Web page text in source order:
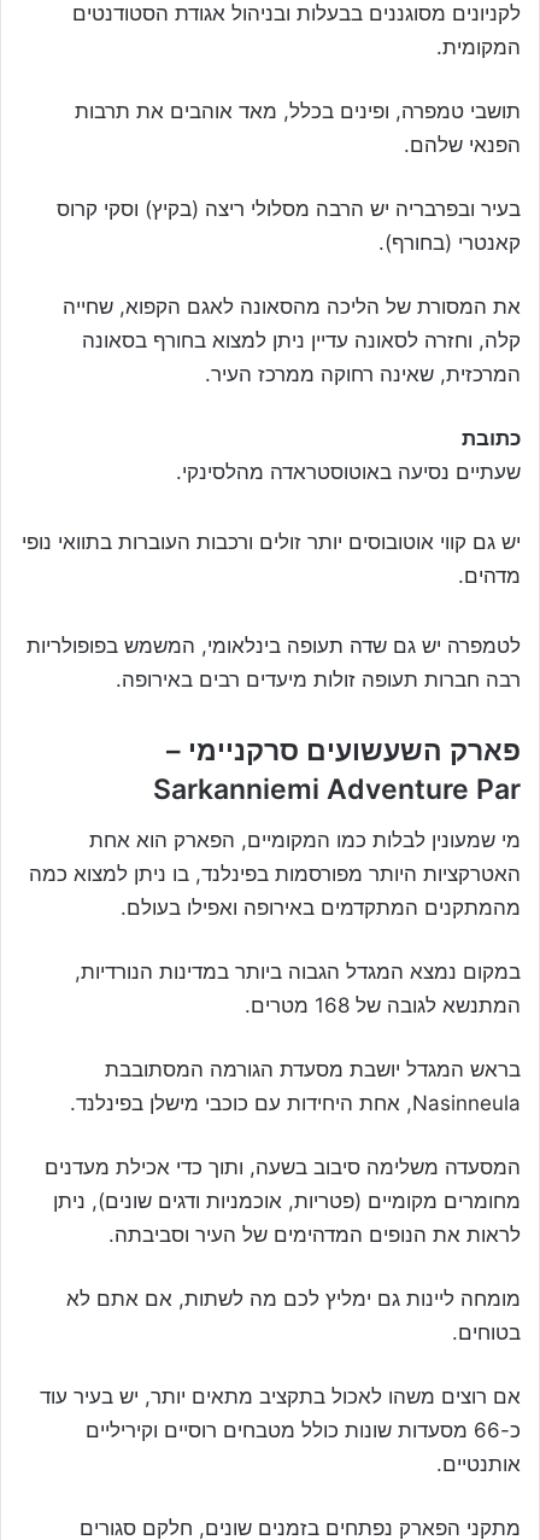
לקניונים מסוגננים בבעלות ובניהול אגודת הסטודנטים
המקומית.
תושבי טמפרה, ופינים בכלל, מאד אוהבים את תרבות
הפנאי שלהם.
בעיר ובפרבריה יש הרבה מסלולי ריצה (בקיץ) וסקי קרוס
קאנטרי (בחורף).
את המסורת של הליכה מהסאונה לאגם הקפוא, שחייה
קלה, וחזרה לסאונה עדיין ניתן למצוא בחורף בסאונה
המרכזית, שאינה רחוקה ממרכז העיר.
כתובת
שעתיים נסיעה באוטוסטראדה מהלסינקי.
יש גם קווי אוטובוסים יותר זולים ורכבות העוברות בתוואי נופי
מדהים.
לטמפרה יש גם שדה תעופה בינלאומי, המשמש בפופולריות
רבה חברות תעופה זולות מיעדים רבים באירופה.
פארק השעשועים סרקניימי –
Sarkanniemi Adventure Par
מי שמעונין לבלות כמו המקומיים, הפארק הוא אחת
האטרקציות היותר מפורסמות בפינלנד, בו ניתן למצוא כמה
מהמתקנים המתקדמים באירופה ואפילו בעולם.
במקום נמצא המגדל הגבוה ביותר במדינות הנורדיות,
המתנשא לגובה של 168 מטרים.
בראש המגדל יושבת מסעדת הגורמה המסתובבת
Nasinneula, אחת היחידות עם כוכבי מישלן בפינלנד.
המסעדה משלימה סיבוב בשעה, ותוך כדי אכילת מעדנים
מחומרים מקומיים (פטריות, אוכמניות ודגים שונים), ניתן
לראות את הנופים המדהימים של העיר וסביבתה.
מומחה ליינות גם ימליץ לכם מה לשתות, אם אתם לא
בטוחים.
אם רוצים משהו לאכול בתקציב מתאים יותר, יש בעיר עוד
כ-66 מסעדות שונות כולל מטבחים רוסיים וקיריליים
אותנטיים.
מתקני הפארק נפתחים בזמנים שונים, חלקם סגורים